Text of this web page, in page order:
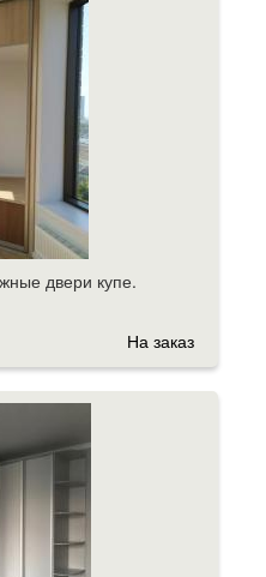
двери купе.
На заказ